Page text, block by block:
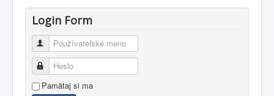
Login Form
Používateľské meno
Heslo
Pamätaj si ma